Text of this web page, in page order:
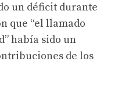
un déficit durante
que “el llamado
había sido un
de los